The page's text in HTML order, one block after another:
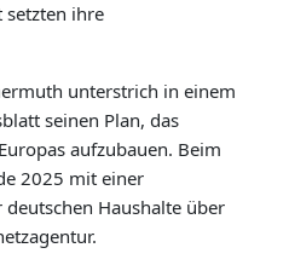
setzten ihre
unterstrich in einem
seinen Plan, das
aufzubauen. Beim
2025 mit einer
Haushalte über